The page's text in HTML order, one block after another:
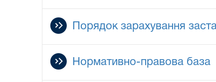
Порядок зарахування
Нормативно-правова база